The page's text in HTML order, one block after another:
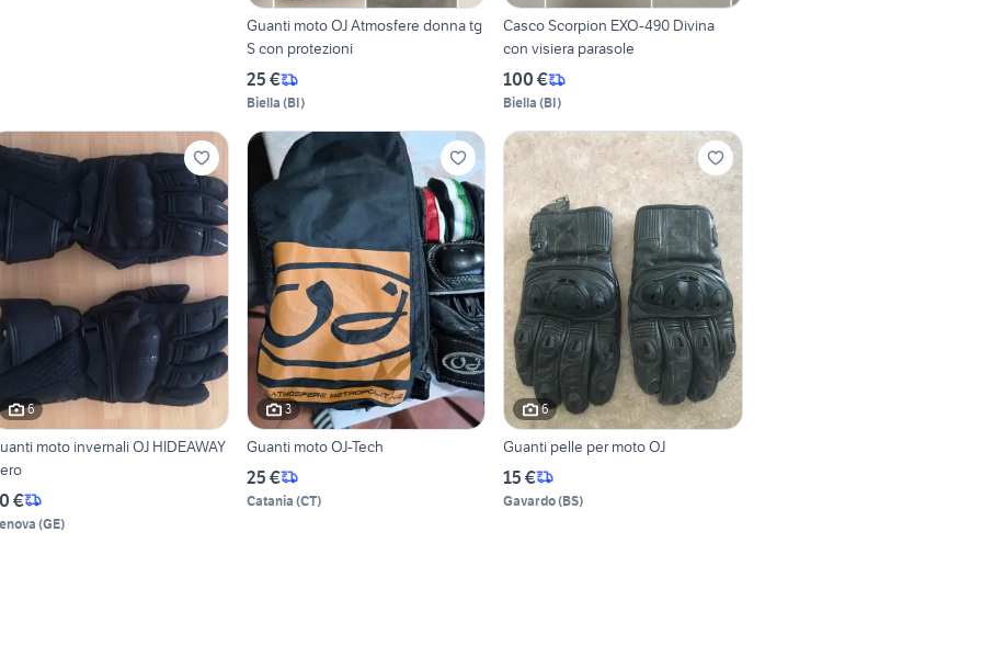
Guanti moto OJ Atmosfere donna tg
S con protezioni
25 €
Biella (BI)
Casco Scorpion EXO-490 Divina
con visiera parasole
100 €
Biella (BI)
6
moto invernali OJ HIDEAWAY
€
(GE)
3
Guanti moto OJ-Tech
25 €
Catania (CT)
6
Guanti pelle per moto OJ
15 €
Gavardo(BS)